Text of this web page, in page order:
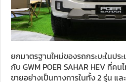
ยกมาตรฐานใหม่ของรถกระบะในปร
กับ GWM POER SAHAR HEV ที่ค
ขายอย่างเป็นทางการในทั้ง 2 รุ่น แ